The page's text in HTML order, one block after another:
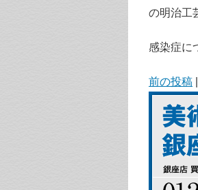
の明治工
感染症に
前の投稿